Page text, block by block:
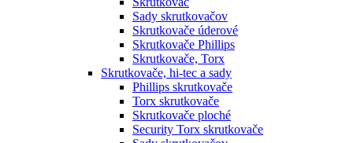
Sady skrutkovačov
Skrutkovače úderové
Skrutkovače Phillips
Skrutkovače, Torx
Skrutkovače, hi-tec a sady
Phillips skrutkovače
Torx skrutkovače
Skrutkovače ploché
Security Torx skrutkovače